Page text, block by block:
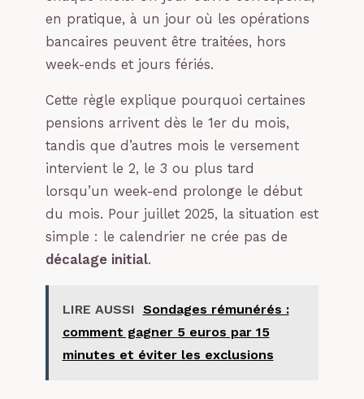
en pratique, à un jour où les opérations
bancaires peuvent être traitées, hors
week-ends et jours fériés.
Cette règle explique pourquoi certaines
pensions arrivent dès le 1er du mois,
tandis que d’autres mois le versement
intervient le 2, le 3 ou plus tard
lorsqu’un week-end prolonge le début
du mois. Pour juillet 2025, la situation est
simple : le calendrier ne crée pas de
décalage initial.
LIRE AUSSI Sondages rémunérés :
comment gagner 5 euros par 15
minutes et éviter les exclusions